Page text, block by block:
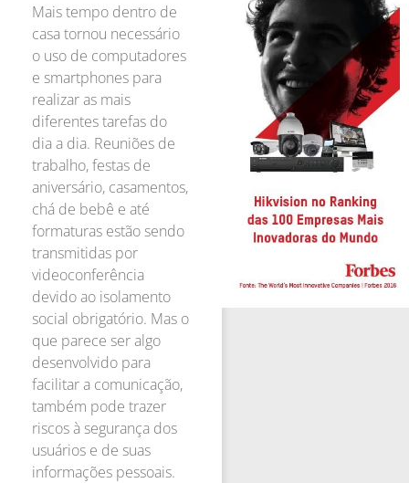
Mais tempo dentro de
casa tornou necessário
o uso de computadores
e smartphones para
realizar as mais
diferentes tarefas do
dia a dia. Reuniões de
trabalho, festas de
aniversário, casamentos,
chá de bebê e até
formaturas estão sendo
transmitidas por
videoconferência
devido ao isolamento
social obrigatório. Mas o
que parece ser algo
desenvolvido para
facilitar a comunicação,
também pode trazer
riscos à segurança dos
usuários e de suas
informações pessoais.